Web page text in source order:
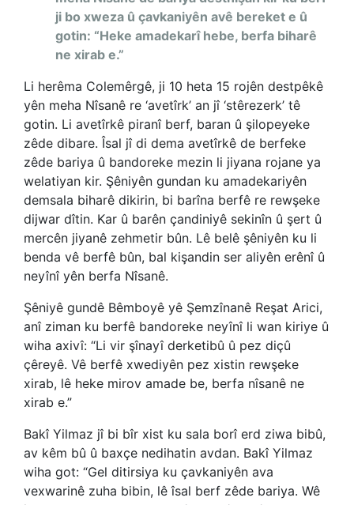
ji bo xweza û çavkaniyên avê bereket e û
gotin: “Heke amadekarî hebe, berfa biharê
ne xirab e.”
Li herêma Colemêrgê, ji 10 heta 15 rojên destpêkê
yên meha Nîsanê re ‘avetîrk’ an jî ‘stêrezerk’ tê
gotin. Li avetîrkê piranî berf, baran û şilopeyeke
zêde dibare. Îsal jî di dema avetîrkê de berfeke
zêde bariya û bandoreke mezin li jiyana rojane ya
welatiyan kir. Şêniyên gundan ku amadekariyên
demsala biharê dikirin, bi barîna berfê re rewşeke
dijwar dîtin. Kar û barên çandiniyê sekinîn û şert û
mercên jiyanê zehmetir bûn. Lê belê şêniyên ku li
benda vê berfê bûn, bal kişandin ser aliyên erênî û
neyînî yên berfa Nîsanê.
Şêniyê gundê Bêmboyê yê Şemzînanê Reşat Arici,
anî ziman ku berfê bandoreke neyînî li wan kiriye û
wiha axivî: “Li vir şînayî derketibû û pez diçû
çêreyê. Vê berfê xwediyên pez xistin rewşeke
xirab, lê heke mirov amade be, berfa nîsanê ne
xirab e.”
Bakî Yilmaz jî bi bîr xist ku sala borî erd ziwa bibû,
av kêm bû û baxçe nedihatin avdan. Bakî Yilmaz
wiha got: “Gel ditirsiya ku çavkaniyên ava
vexwarinê zuha bibin, lê îsal berf zêde bariya. Wê